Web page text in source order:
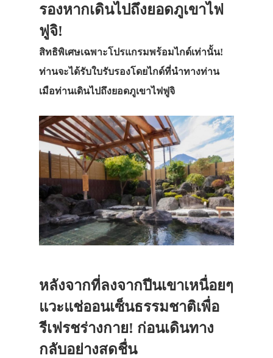
รองหากเดินไปถึงยอดภูเขาไฟ
ฟูจิ!
สิทธิพิเศษเฉพาะโปรแกรมพร้อมไกด์เท่านั้น!
ท่านจะได้รับใบรับรองโดยไกด์ที่นำทางท่าน
เมือท่านเดินไปถึงยอดภูเขาไฟฟูจิ
หลังจากที่ลงจากปีนเขาเหนื่อยๆ
แวะแช่ออนเซ็นธรรมชาติเพื่อ
รีเฟรชร่างกาย! ก่อนเดินทาง
กลับอย่างสดชื่น